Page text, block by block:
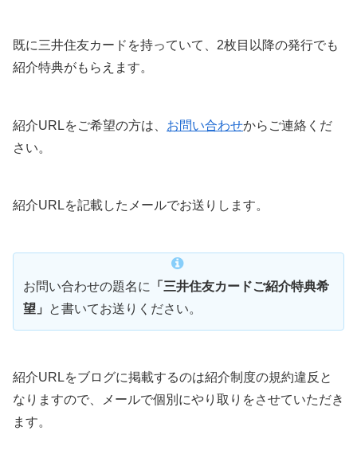
既に三井住友カードを持っていて、2枚目以降の発行でも
紹介特典がもらえます。
紹介URLをご希望の方は、 お問い合わせからご連絡くだ
さい。
紹介URLを記載したメールでお送りします。
お問い合わせの題名に
「三井住友カードご紹介特典希
望」
と書いてお送りください。
紹介URLをブログに掲載するのは紹介制度の規約違反と
なりますので、メールで個別にやり取りをさせていただき
ます。